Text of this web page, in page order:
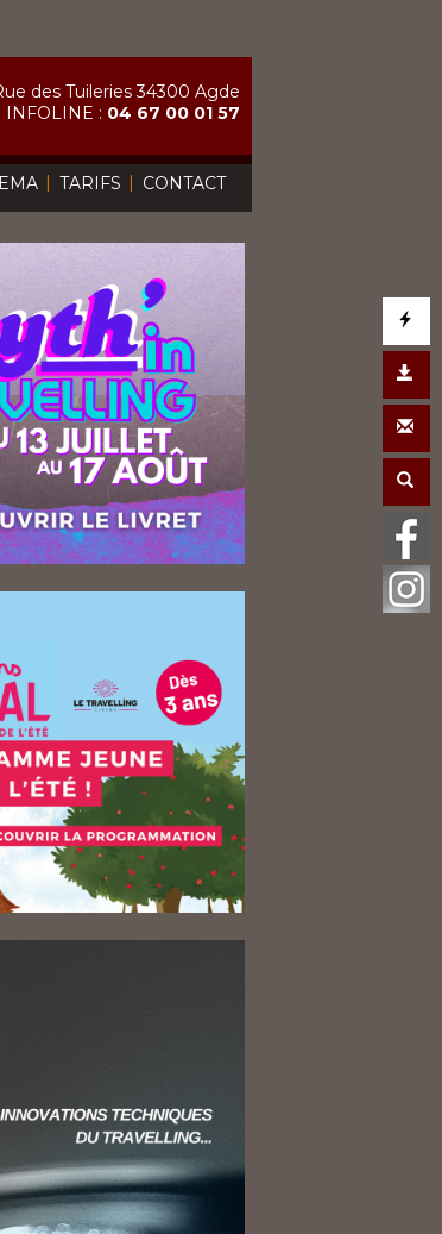
| TARIFS | CONTACT
des Tuileries 34300 Agde
INFOLINE : 04 67 00 01 57